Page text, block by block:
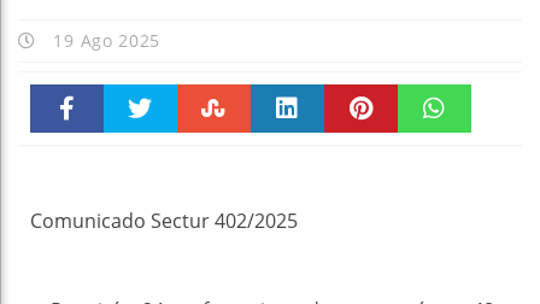
19 Ago 2025
Comunicado Sectur 402/2025